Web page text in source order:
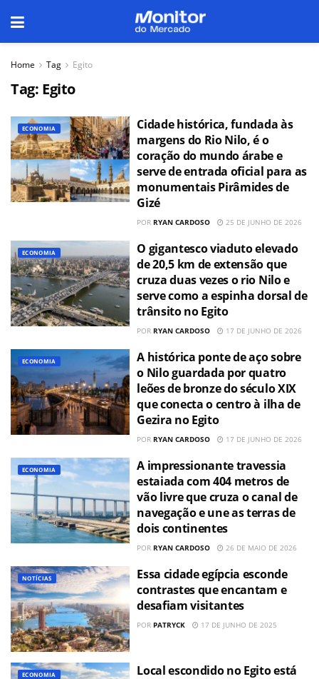
Home Tag Egito
Tag: Egito
ECONOMIA
Cidade histórica, fundada às
margens do Rio Nilo, é o
coração do mundo árabe e
serve de entrada oficial para as
monumentais Pirâmides de
Gizé
POR RYAN CARDOSO 25 DE JUNHO DE 2026
ECONOMIA
O gigantesco viaduto elevado
de 20,5 km de extensão que
cruza duas vezes o rio Nilo e
serve como a espinha dorsal de
trânsito no Egito
POR RYAN CARDOSO 17 DE JUNHO DE 2026
ECONOMIA
A histórica ponte de aço sobre
o Nilo guardada por quatro
leões de bronze do século XIX
que conecta o centro à ilha de
Gezira no Egito
POR RYAN CARDOSO 17 DE JUNHO DE 2026
ECONOMIA
A impressionante travessia
estaiada com 404 metros de
vão livre que cruza o canal de
navegação e une as terras de
dois continentes
POR RYAN CARDOSO 26 DE MAIO DE 2026
NOTÍCIAS
Essa cidade egípcia esconde
contrastes que encantam e
desafiam visitantes
POR PATRYCK 17 DE JUNHO DE 2025
ECONOMIA
Local escondido no Egito está